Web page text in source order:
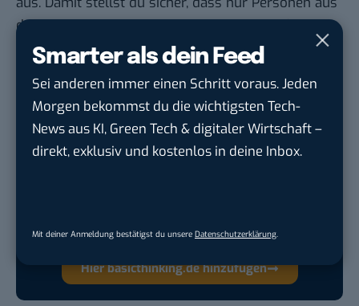
Smarter als dein Feed
Sei anderen immer einen Schritt voraus. Jeden
Morgen bekommst du die wichtigsten Tech-
News aus KI, Green Tech & digitaler Wirtschaft –
direkt, exklusiv und kostenlos in deine Inbox.
Mit deiner Anmeldung bestätigst du unsere Datenschutzerklärung
deinem Adressbuch dich zu Gruppen hinzufügen
können.
Google lässt dich jetzt selbst bestimmen,
welche Quellen du in der Suche häufiger
Tech-Journalismus unterstützen. Vielen Dank!
Hier basicthinking.de hinzufügen